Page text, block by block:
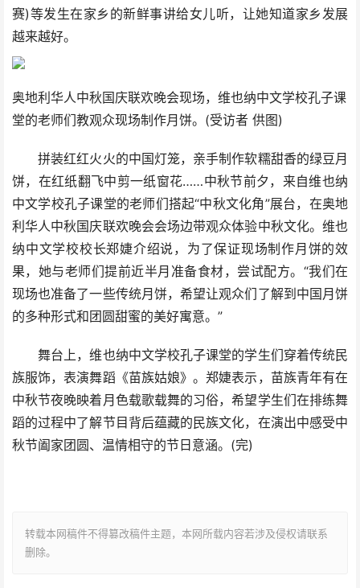
赛)等发生在家乡的新鲜事讲给女儿听，让她知道家乡发展
越来越好。
奥地利华人中秋国庆联欢晚会现场，维也纳中文学校孔子课
堂的老师们教观众现场制作月饼。(受访者 供图)
拼装红红火火的中国灯笼，亲手制作软糯甜香的绿豆月
饼，在红纸翻飞中剪一纸窗花……中秋节前夕，来自维也纳
中文学校孔子课堂的老师们搭起“中秋文化角”展台，在奥地
利华人中秋国庆联欢晚会会场边带观众体验中秋文化。维也
纳中文学校校长郑婕介绍说，为了保证现场制作月饼的效
果，她与老师们提前近半月准备食材，尝试配方。“我们在
现场也准备了一些传统月饼，希望让观众们了解到中国月饼
的多种形式和团圆甜蜜的美好寓意。”
舞台上，维也纳中文学校孔子课堂的学生们穿着传统民
族服饰，表演舞蹈《苗族姑娘》。郑婕表示，苗族青年有在
中秋节夜晚映着月色载歌载舞的习俗，希望学生们在排练舞
蹈的过程中了解节目背后蕴藏的民族文化，在演出中感受中
秋节阖家团圆、温情相守的节日意涵。(完)
转载本网稿件不得篡改稿件主题，本网所载内容若涉及侵权请联系
删除。